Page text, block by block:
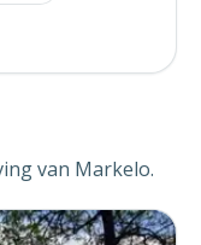
van Markelo.